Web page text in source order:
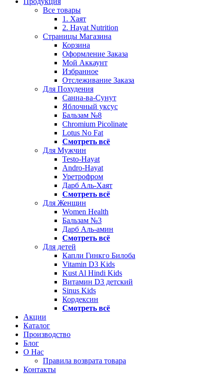
Все товары
1. Хаят
2. Hayat Nutrition
Страницы Магазина
Корзина
Оформление Заказа
Мой Аккаунт
Избранное
Отслеживание Заказа
Для Похудения
Санна-ва-Сунут
Яблочный уксус
Бальзам №8
Chromium Picolinate
Lotus No Fat
Смотреть всё
Для Мужчин
Testo-Hayat
Andro-Hayat
Уретрофром
Дарб Аль-Хаят
Смотреть всё
Для Женщин
Women Health
Бальзам №3
Дарб Аль-амин
Смотреть всё
Для детей
Капли Гинкго Билоба
Vitamin D3 Kids
Kust Al Hindi Kids
Витамин D3 детский
Sinus Kids
Кордексин
Смотреть всё
Акции
Каталог
Производство
Блог
О Нас
Правила возврата товара
Контакты